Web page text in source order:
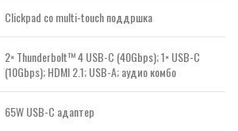
Clickpad со multi-touch поддршка
2× Thunderbolt™ 4 USB-C (40Gbps); 1× USB-C
(10Gbps); HDMI 2.1; USB-A; аудио комбо
65W USB-C адаптер